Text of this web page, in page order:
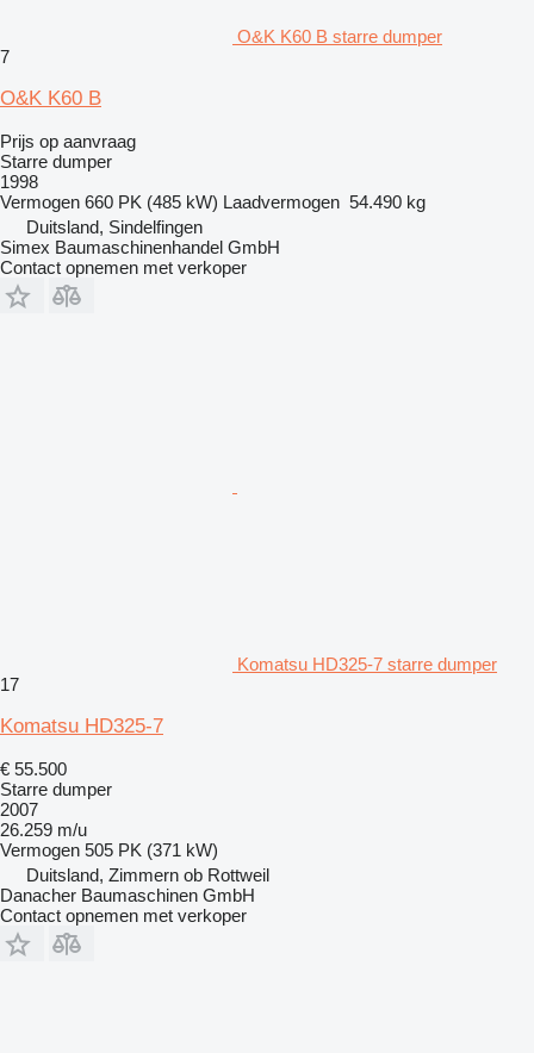
O&K K60 B starre dumper
7
O&K K60 B
Prijs op aanvraag
Starre dumper
1998
Vermogen 660 PK (485 kW) Laadvermogen 54.490 kg
Duitsland, Sindelfingen
Simex Baumaschinenhandel GmbH
Contact opnemen met verkoper
Komatsu HD325-7 starre dumper
17
Komatsu HD325-7
€ 55.500
Starre dumper
2007
26.259 m/u
Vermogen 505 PK (371 kW)
Duitsland, Zimmern ob Rottweil
Danacher Baumaschinen GmbH
Contact opnemen met verkoper